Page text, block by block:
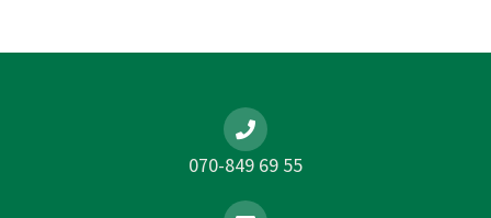
070-849 69 55